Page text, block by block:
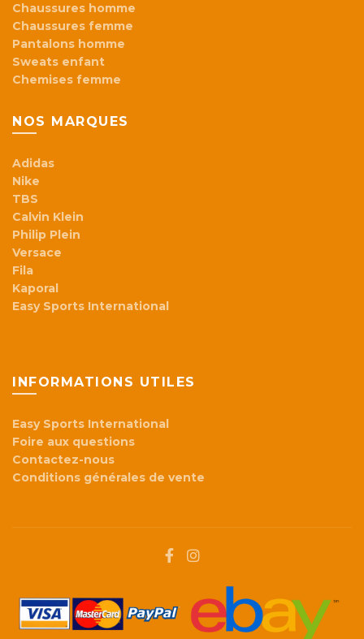
Chaussures homme
Chaussures femme
Pantalons homme
Sweats enfant
Chemises femme
NOS MARQUES
Adidas
Nike
TBS
Calvin Klein
Philip Plein
Versace
Fila
Kaporal
Easy Sports International
INFORMATIONS UTILES
Easy Sports International
Foire aux questions
Contactez-nous
Conditions générales de vente